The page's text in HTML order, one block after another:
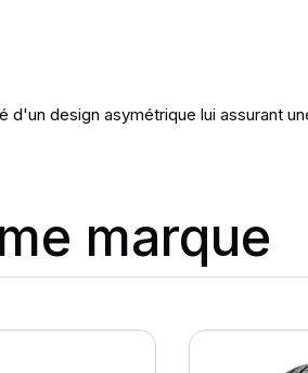
design asymétrique lui assurant
marque